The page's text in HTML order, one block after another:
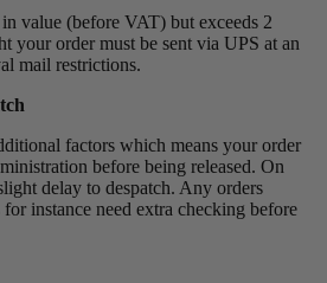
value (before VAT) but exceeds 2
your order must be sent via UPS at an
mail restrictions.
factors which means your order
before being released. On
delay to despatch. Any orders
instance need extra checking before